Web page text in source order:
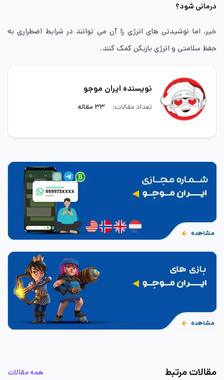
درمانی شود؟
خیر، اما نوشیدنی های انرژی زا آن می توانند در شرایط اضطراری به
حفظ سلامتی و انرژی بازیکن کمک کنند.
نویسنده ایران موجو
تعداد مقالات: ۳۳ مقاله
مقالات مرتبط همه مقالات